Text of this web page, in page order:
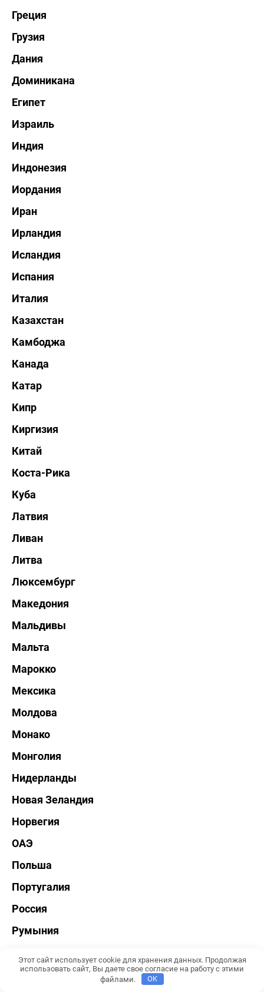
Греция
Грузия
Дания
Доминикана
Египет
Израиль
Индия
Индонезия
Иордания
Иран
Ирландия
Исландия
Испания
Италия
Казахстан
Камбоджа
Канада
Катар
Кипр
Киргизия
Китай
Коста-Рика
Куба
Латвия
Ливан
Литва
Люксембург
Македония
Мальдивы
Мальта
Марокко
Мексика
Молдова
Монако
Монголия
Нидерланды
Новая Зеландия
Норвегия
ОАЭ
Польша
Португалия
Россия
Румыния
Северная Корея
Этот сайт использует cookie для хранения данных. Продолжая
использовать сайт, Вы даете свое согласие на работу с этими
файлами.
OK